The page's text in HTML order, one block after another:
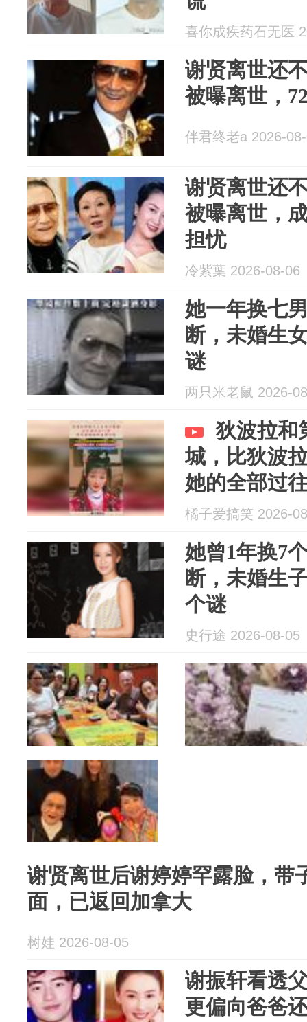
喜你成疾药石无医
谢贤离世还
被曝离世，
伴君终老a 2026-
谢贤离世还
被曝离世，
担忧
冷紫葉 2026-08-06
她一年换七
断，未婚生
谜
两只米老鼠 2026-
狄波拉和
城，比狄波
她的全部过
橘子爱搞笑 2026-
她曾1年换7
断，未婚生
个谜
史行途 2026-08-05
谢贤离世后谢婷婷罕露脸，带
面，已返回加拿大
树娃 2026-08-05
谢振轩看透
更偏向爸爸